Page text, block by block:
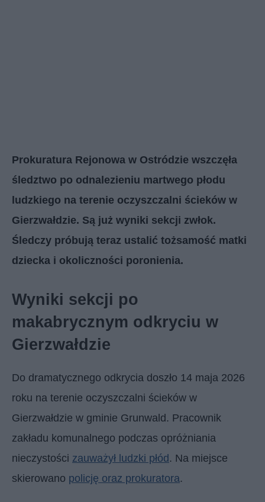
Prokuratura Rejonowa w Ostródzie wszczęła
śledztwo po odnalezieniu martwego płodu
ludzkiego na terenie oczyszczalni ścieków w
Gierzwałdzie. Są już wyniki sekcji zwłok.
Śledczy próbują teraz ustalić tożsamość matki
dziecka i okoliczności poronienia.
Wyniki sekcji po
makabrycznym odkryciu w
Gierzwałdzie
Do dramatycznego odkrycia doszło 14 maja 2026
roku na terenie oczyszczalni ścieków w
Gierzwałdzie w gminie Grunwald. Pracownik
zakładu komunalnego podczas opróżniania
nieczystości zauważył ludzki płód. Na miejsce
skierowano policję oraz prokuratora.